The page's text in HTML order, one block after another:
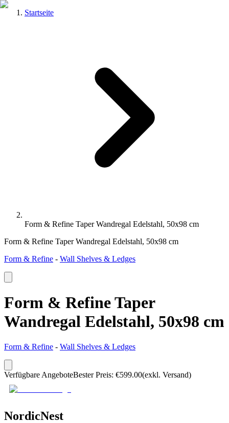
Startseite
Form & Refine Taper Wandregal Edelstahl, 50x98 cm
Form & Refine Taper Wandregal Edelstahl, 50x98 cm
Form & Refine - Wall Shelves & Ledges
Form & Refine Taper
Wandregal Edelstahl, 50x98 cm
Form & Refine - Wall Shelves & Ledges
Verfügbare AngeboteBester Preis: €599.00(exkl. Versand)
NordicNest